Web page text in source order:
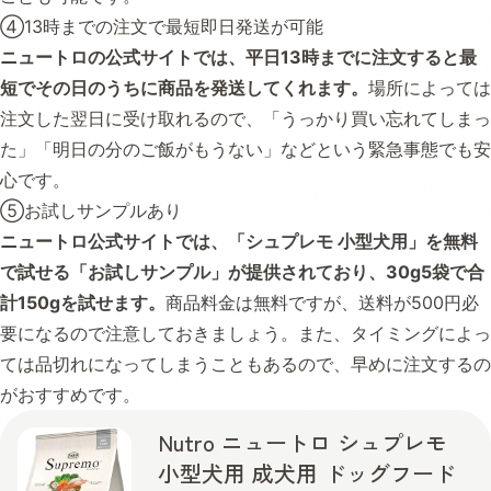
④13時までの注文で最短即日発送が可能
ニュートロの公式サイトでは、平日13時までに注文すると最
短でその日のうちに商品を発送してくれます。 場所によっては
注文した翌日に受け取れるので、「うっかり買い忘れてしまっ
た」「明日の分のご飯がもうない」などという緊急事態でも安
心です。
⑤お試しサンプルあり
ニュートロ公式サイトでは、「シュプレモ 小型犬用」を無料
で試せる「お試しサンプル」が提供されており、30g5袋で合
計150gを試せます。 商品料金は無料ですが、送料が500円必
要になるので注意しておきましょう。また、タイミングによっ
ては品切れになってしまうこともあるので、早めに注文するの
がおすすめです。
Nutro ニュートロ シュプレモ
小型犬用 成犬用 ドッグフード